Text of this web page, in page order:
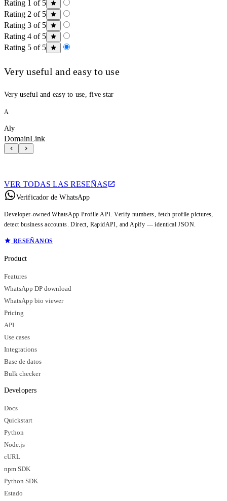
Rating 1 of 5
Rating 2 of 5
Rating 3 of 5
Rating 4 of 5
Rating 5 of 5
Very useful and easy to use
Very useful and easy to use, five star
A
Aly
DomainLink
VER TODAS LAS RESEÑAS
Verificador de WhatsApp
Developer-owned WhatsApp Profile API. Verify numbers, fetch profile pictures,
detect business accounts. Direct, RapidAPI, and Apify — identical JSON.
RESEÑANOS
Product
Features
WhatsApp DP download
WhatsApp bio viewer
Pricing
API
Use cases
Integrations
Base de datos
Bulk checker
Developers
Docs
Quickstart
Python
Node.js
cURL
npm SDK
Python SDK
Estado